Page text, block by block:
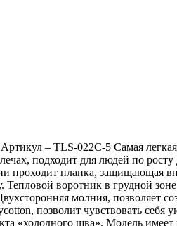
– TLS-022C-5 Самая легкая
подходит для людей по
проходит планка, защищающая
Тепловой воротник в грудной
молния, позволяет
позволит чувствовать
«холодного шва». Модель